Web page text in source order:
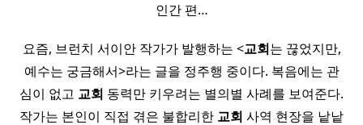
인간 편…
요즘, 브런치 서이안 작가가 발행하는 <교회는 끊었지만,
예수는 궁금해서>라는 글을 정주행 중이다. 복음에는 관
심이 없고 교회 동력만 키우려는 별의별 사례를 보여준다.
작가는 본인이 직접 겪은 불합리한 교회 사역 현장을 낱낱